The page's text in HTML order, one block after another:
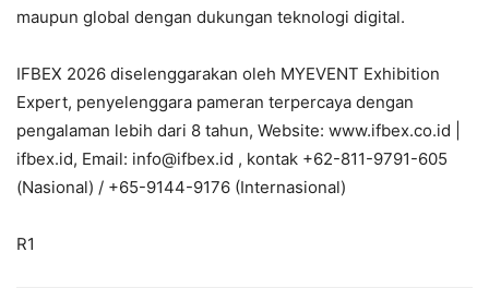
maupun global dengan dukungan teknologi digital.
IFBEX 2026 diselenggarakan oleh MYEVENT Exhibition
Expert, penyelenggara pameran terpercaya dengan
pengalaman lebih dari 8 tahun, Website: www.ifbex.co.id |
ifbex.id, Email: info@ifbex.id , kontak +62-811-9791-605
(Nasional) / +65-9144-9176 (Internasional)
R1